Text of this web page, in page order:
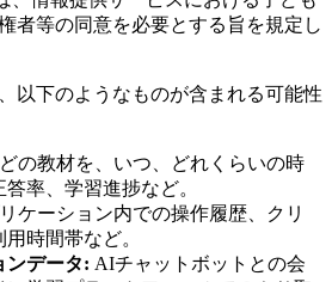
者等の同意を必要とする旨を規定し
以下のようなものが含まれる可能性
どの教材を、いつ、どれくらいの時
率、学習進捗など。
ケーション内での操作履歴、クリ
時間帯など。
ンデータ: AIチャットボットとの会